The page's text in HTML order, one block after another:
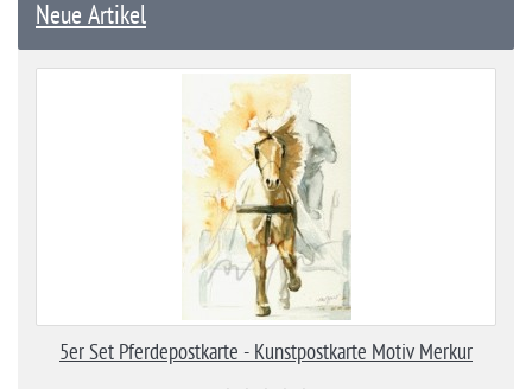
Neue Artikel
5er Set Pferdepostkarte - Kunstpostkarte Motiv Merkur